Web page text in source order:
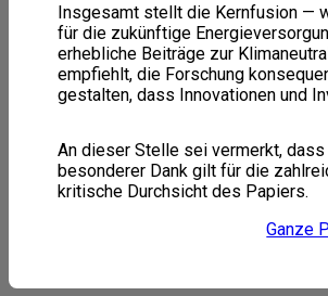
Insgesamt stellt die Kernfusion —
für die zukünftige
erhebliche Beiträge zur
empfiehlt, die Forschung
gestalten, dass Innovationen und
An dieser Stelle sei vermerkt, dass
besonderer Dank gilt für die
kritische Durchsicht des Papiers.
Ganze